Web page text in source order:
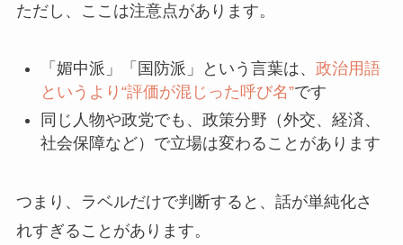
ただし、ここは注意点があります。
「媚中派」「国防派」という言葉は、 政治用語
というより“評価が混じった呼び名”です
同じ人物や政党でも、政策分野（外交、経済、
社会保障など）で立場は変わることがあります
つまり、ラベルだけで判断すると、話が単純化さ
れすぎることがあります。